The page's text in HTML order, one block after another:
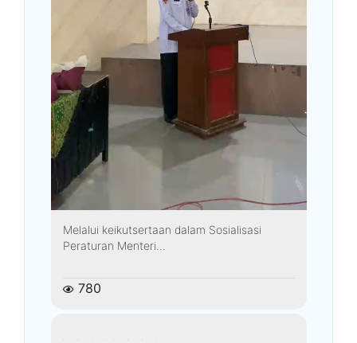
Melalui keikutsertaan dalam Sosialisasi
Peraturan Menteri...
780